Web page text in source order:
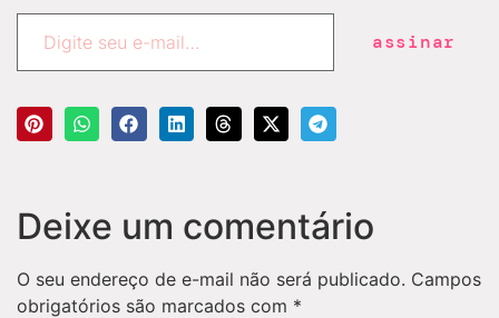
assinar
Deixe um comentário
O seu endereço de e-mail não será publicado. Campos
obrigatórios são marcados com *